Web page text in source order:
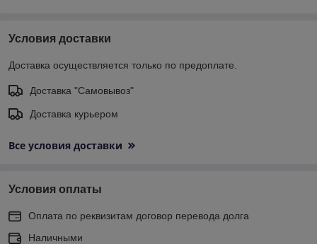
Условия доставки
Доставка осуществляется только по предоплате.
Доставка "Самовывоз"
Доставка курьером
Все условия доставки
Условия оплаты
Оплата по реквизитам договор перевода долга
Наличными